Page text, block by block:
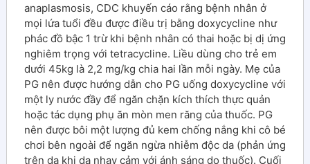
anaplasmosis, CDC khuyến cáo rằng bệnh nhân ở
mọi lứa tuổi đều được điều trị bằng doxycycline như
phác đồ bậc 1 trừ khi bệnh nhân có thai hoặc bị dị ứng
nghiêm trọng với tetracycline. Liều dùng cho trẻ em
dưới 45kg là 2,2 mg/kg chia hai lần mỗi ngày. Mẹ của
PG nên được hướng dẫn cho PG uống doxycycline với
một ly nước đầy để ngăn chặn kích thích thực quản
hoặc tác dụng phụ ăn mòn men răng của thuốc. PG
nên được bôi một lượng đủ kem chống nắng khi cô bé
chơi bên ngoài để ngăn ngừa nhiễm độc da (phản ứng
trên da khi da nhạy cảm với ánh sáng do thuốc). Cuối